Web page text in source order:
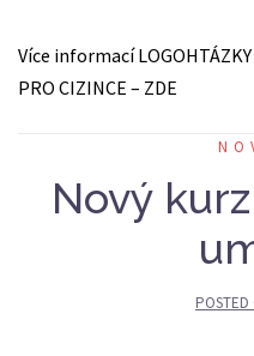
Více informací
PRO CIZINCE – ZDE
Nový
POSTED